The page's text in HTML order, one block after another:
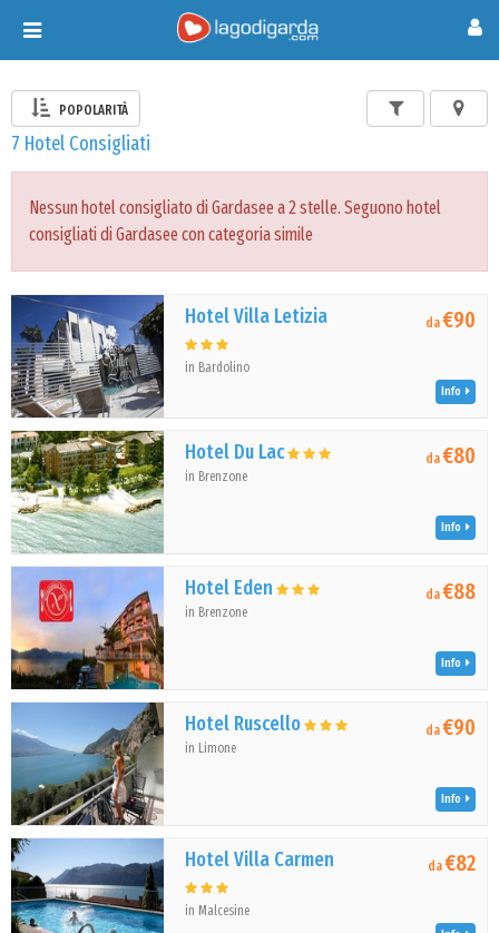
Toggle
navigation
POPOLARITÀ
7 Hotel Consigliati
Nessun hotel consigliato di Gardasee a 2 stelle. Seguono hotel
consigliati di Gardasee con categoria simile
Hotel Villa Letizia
in Bardolino
da€90
Info
Hotel Du Lac
in Brenzone
da€80
Info
Hotel Eden
in Brenzone
da€88
Info
Hotel Ruscello
in Limone
da€90
Info
Hotel Villa Carmen
in Malcesine
da€82